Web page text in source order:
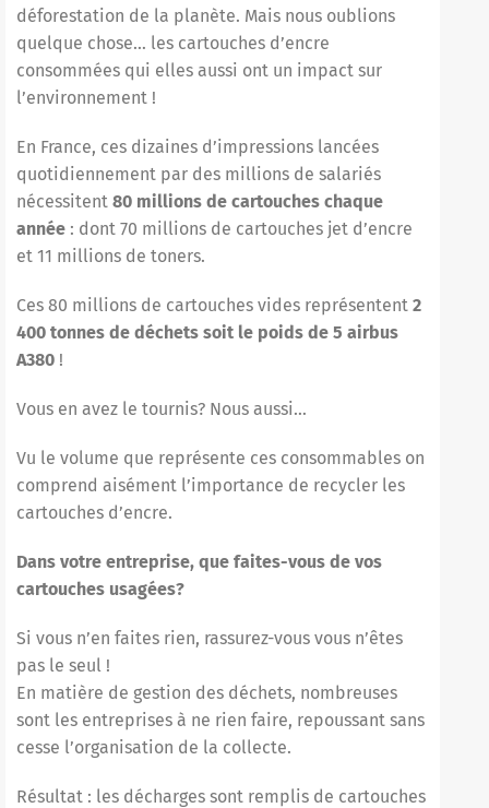
déforestation de la planète. Mais nous oublions
quelque chose… les cartouches d’encre
consommées qui elles aussi ont un impact sur
l’environnement !
En France, ces dizaines d’impressions lancées
quotidiennement par des millions de salariés
nécessitent 80 millions de cartouches chaque
année : dont 70 millions de cartouches jet d’encre
et 11 millions de toners.
Ces 80 millions de cartouches vides représentent 2
400 tonnes de déchets soit le poids de 5 airbus
A380 !
Vous en avez le tournis? Nous aussi…
Vu le volume que représente ces consommables on
comprend aisément l’importance de recycler les
cartouches d’encre.
Dans votre entreprise, que faites-vous de vos
cartouches usagées?
Si vous n’en faites rien, rassurez-vous vous n’êtes
pas le seul !
En matière de gestion des déchets, nombreuses
sont les entreprises à ne rien faire, repoussant sans
cesse l’organisation de la collecte.
Résultat : les décharges sont remplis de cartouches